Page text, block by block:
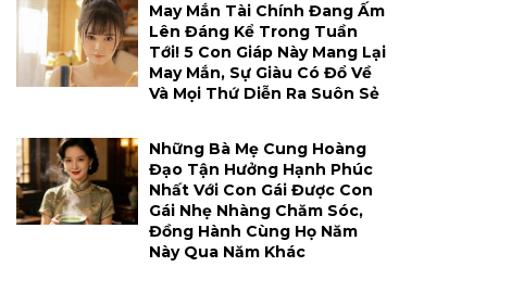
May Mắn Tài Chính Đang Ấm
Lên Đáng Kể Trong Tuần
Tới! 5 Con Giáp Này Mang Lại
May Mắn, Sự Giàu Có Đổ Về
Và Mọi Thứ Diễn Ra Suôn Sẻ
Những Bà Mẹ Cung Hoàng
Đạo Tận Hưởng Hạnh Phúc
Nhất Với Con Gái Được Con
Gái Nhẹ Nhàng Chăm Sóc,
Đồng Hành Cùng Họ Năm
Này Qua Năm Khác